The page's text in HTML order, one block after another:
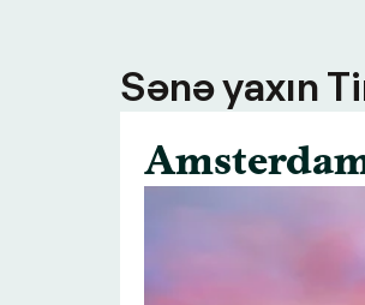
Sənə yaxın